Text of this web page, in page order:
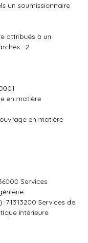
un soumissionnaire
attribués à un
: 2
en matière
en matière
Services
71313200 Services de
intérieure